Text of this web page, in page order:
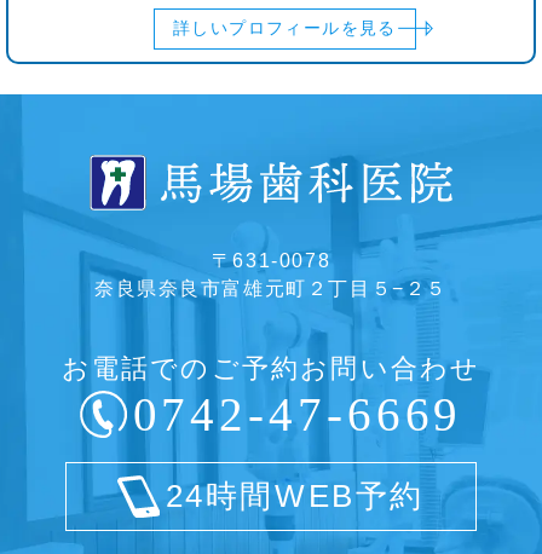
詳しいプロフィールを見る
〒631-0078
奈良県奈良市富雄元町２丁目５−２５
お電話でのご予約お問い合わせ
0742-47-6669
24時間WEB予約